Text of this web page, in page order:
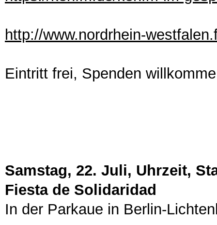
http://www.nordrhein-
Eintritt frei, Spenden
Samstag, 22. Juli, Uhrzeit,
Fiesta de Solidaridad
In der Parkaue in Berlin-